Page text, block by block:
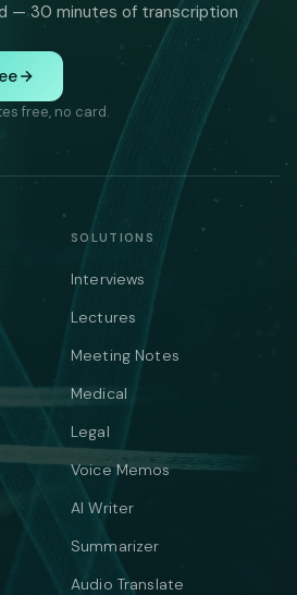
— 30 minutes of transcription
free, no card.
SOLUTIONS
Interviews
Lectures
Meeting Notes
Medical
Legal
Voice Memos
AI Writer
Summarizer
Audio Translate